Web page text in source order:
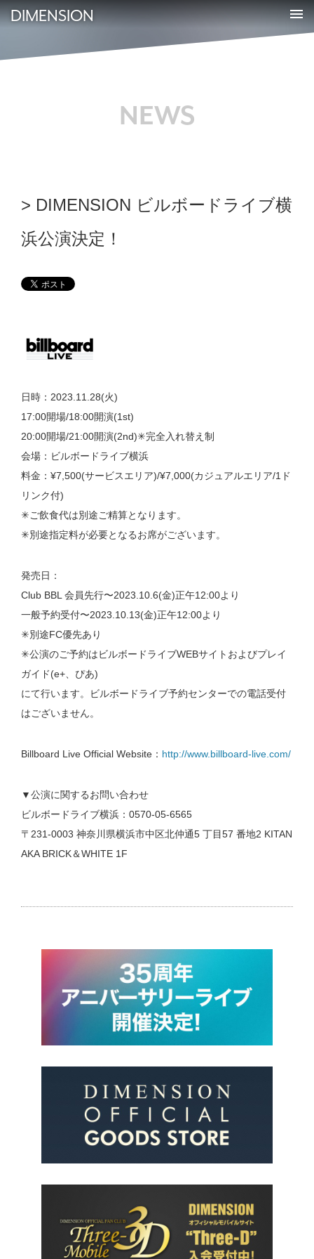
DIMENSION
NEWS
DIMENSION ビルボードライブ横
浜公演決定！
日時：2023.11.28(火)
17:00開場/18:00開演(1st)
20:00開場/21:00開演(2nd)✳︎完全入れ替え制
会場：ビルボードライブ横浜
料金：¥7,500(サービスエリア)/¥7,000(カジュアルエリア/1ド
リンク付)
✳︎ご飲食代は別途ご精算となります。
✳︎別途指定料が必要となるお席がございます。
発売日：
Club BBL 会員先行〜2023.10.6(金)正午12:00より
一般予約受付〜2023.10.13(金)正午12:00より
✳︎別途FC優先あり
✳︎公演のご予約はビルボードライブWEBサイトおよびプレイ
ガイド(e+、ぴあ)
にて行います。ビルボードライブ予約センターでの電話受付
はございません。
Billboard Live Official Website： http://www.billboard-live.com/
▼公演に関するお問い合わせ
ビルボードライブ横浜：0570-05-6565
〒231-0003 神奈川県横浜市中区北仲通5 丁目57 番地2 KITAN
AKA BRICK＆WHITE 1F